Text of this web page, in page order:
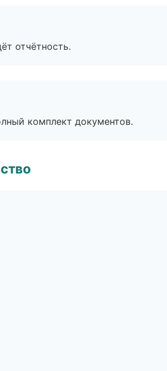
отчётность.
комплект документов.